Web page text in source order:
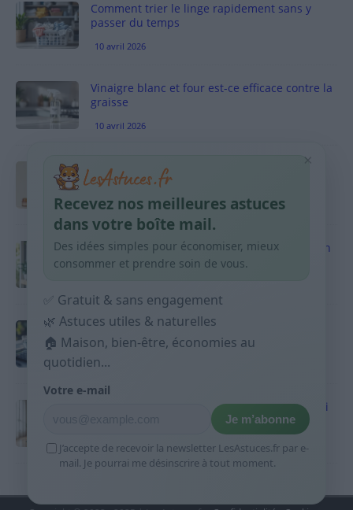
Comment trier le linge rapidement sans y
passer du temps
10 avril 2026
Vinaigre blanc et four est-ce efficace contre la
graisse
10 avril 2026
Taches pigmentaires : routine simple +
habitudes qui aident
9 avril 2026
Produits ménagers : comment économiser en
courses sans acheter 10 sprays
Budget mensuel : méthode rapide pour
répartir son salaire dès le jour de paie
9 avril 2026
Sport 10 minutes par jour est-ce utile et quoi
9 avril 2026
×
Recevez nos meilleures astuces
dans votre boîte mail.
Des idées simples pour économiser, mieux
consommer et prendre soin de vous.
✅ Gratuit & sans engagement
🌿 Astuces utiles & naturelles
🏠 Maison, bien-être, économies au
quotidien...
Votre e-mail
Je m’abonne
J’accepte de recevoir la newsletter LesAstuces.fr par e-
mail. Je pourrai me désinscrire à tout moment.